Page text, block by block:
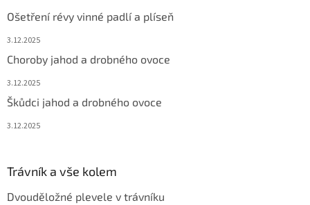
Ošetření révy vinné padlí a plíseň
3.12.2025
Choroby jahod a drobného ovoce
3.12.2025
Škůdci jahod a drobného ovoce
3.12.2025
Trávník a vše kolem
Dvouděložné plevele v trávníku